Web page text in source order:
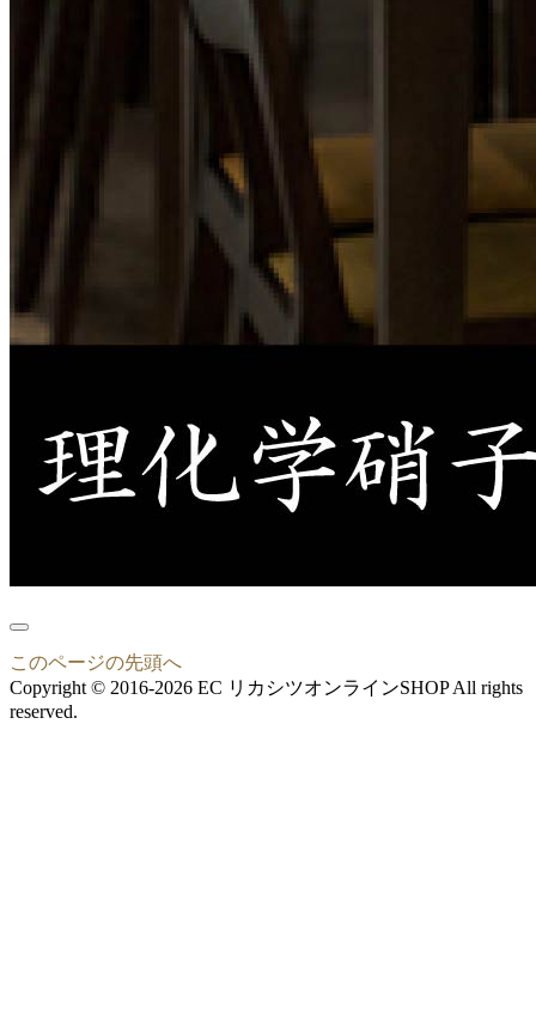
このページの先頭へ
Copyright © 2016-2026 EC リカシツオンラインSHOP All rights
reserved.